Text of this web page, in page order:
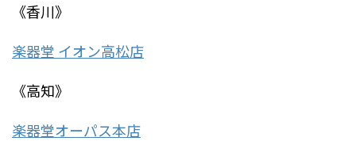
《香川》
楽器堂 イオン高松店
《高知》
楽器堂オーパス本店